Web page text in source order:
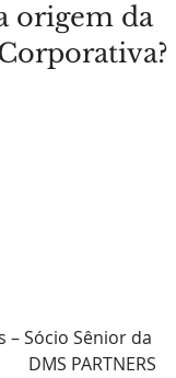
origem da
de 5 estrelas.
– Sócio Sênior da
DMS PARTNERS